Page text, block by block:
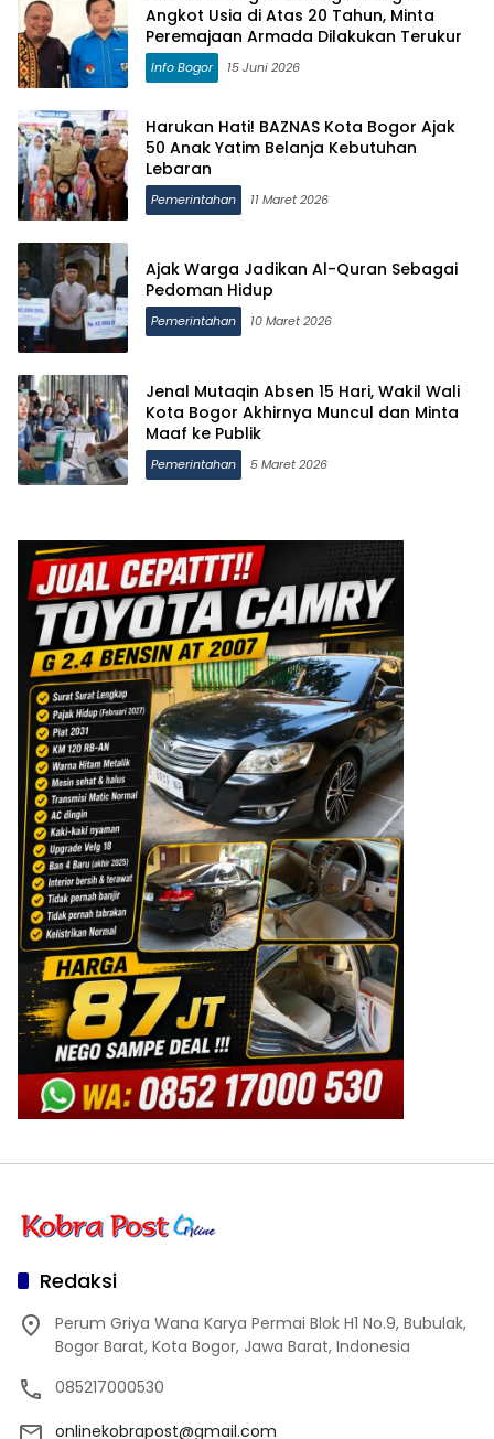
Angkot Usia di Atas 20 Tahun, Minta
Peremajaan Armada Dilakukan Terukur
Info Bogor 15 Juni 2026
Harukan Hati! BAZNAS Kota Bogor Ajak
50 Anak Yatim Belanja Kebutuhan
Lebaran
Pemerintahan 11 Maret 2026
Ajak Warga Jadikan Al-Quran Sebagai
Pedoman Hidup
Pemerintahan 10 Maret 2026
Jenal Mutaqin Absen 15 Hari, Wakil Wali
Kota Bogor Akhirnya Muncul dan Minta
Maaf ke Publik
Pemerintahan 5 Maret 2026
Redaksi
Perum Griya Wana Karya Permai Blok H1 No.9, Bubulak,
Bogor Barat, Kota Bogor, Jawa Barat, Indonesia
085217000530
onlinekobrapost@gmail.com